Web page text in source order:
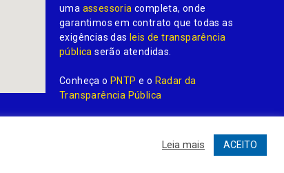
uma assessoria completa, onde
garantimos em contrato que todas as
exigências dasleis de transparência
pública serão atendidas.
Conheça oPNTP e o Radar da
Transparência Pública
Leia mais ACEITO